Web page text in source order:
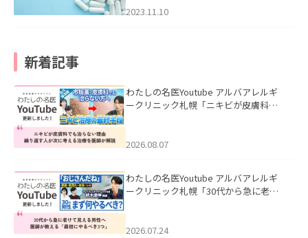
2023.11.10
新着記事
わたしの名医Youtube アルバアレルギ
ークリニック札幌「ニキビが皮膚科で
ました。
2026.08.07
わたしの名医Youtube アルバアレルギ
ークリニック札幌「30代から急に老け
た。
2026.07.24